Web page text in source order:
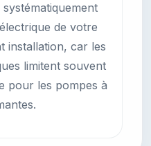
systématiquement
de votre
installation, car les
limitent souvent
pour les pompes à